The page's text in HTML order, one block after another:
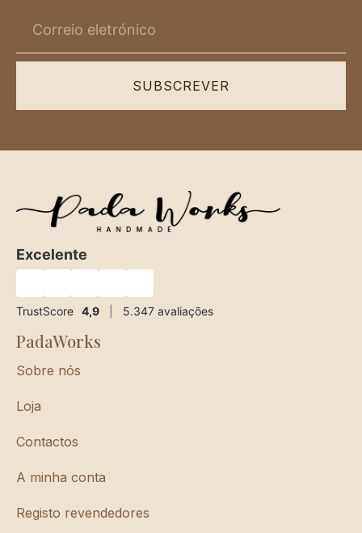
SUBSCREVER
Excelente
TrustScore 4,9 5.347 avaliações
PadaWorks
Sobre nós
Loja
Contactos
A minha conta
Registo revendedores